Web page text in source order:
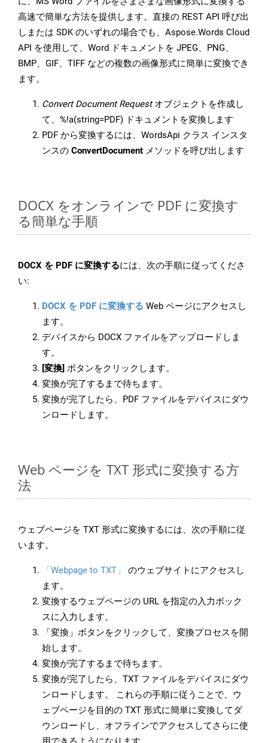
高速で簡単な方法を提供します。直接の REST API 呼び出
しまたは SDK のいずれの場合でも、Aspose.Words Cloud
API を使用して、Word ドキュメントを JPEG、PNG、
BMP、GIF、TIFF などの複数の画像形式に簡単に変換でき
ます。
Convert Document Requestオブジェクトを作成し
て、%!a(string=PDF) ドキュメントを変換します
PDF から変換するには、WordsApi クラス インスタ
ンスの ConvertDocument メソッドを呼び出します
DOCX をオンラインで PDF に変換す
る簡単な手順
DOCX を PDF に変換するには、次の手順に従ってくださ
い:
DOCX を PDF に変換する Web ページにアクセスし
ます。
デバイスから DOCX ファイルをアップロードしま
す。
[変換] ボタンをクリックします。
変換が完了するまで待ちます。
変換が完了したら、PDF ファイルをデバイスにダウ
ンロードします。
Web ページを TXT 形式に変換する方
法
ウェブページを TXT 形式に変換するには、次の手順に従
います。
「Webpage to TXT」
のウェブサイトにアクセスし
ます。
変換するウェブページの URL を指定の入力ボック
スに入力します。
「変換」ボタンをクリックして、変換プロセスを開
始します。
変換が完了するまで待ちます。
変換が完了したら、TXT ファイルをデバイスにダウ
ンロードします。 これらの手順に従うことで、ウ
ェブページを目的の TXT 形式に簡単に変換してダ
ウンロードし、オフラインでアクセスしてさらに使